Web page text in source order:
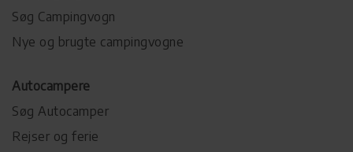
Søg Campingvogn
Nye og brugte campingvogne
Autocampere
Søg Autocamper
Rejser og ferie